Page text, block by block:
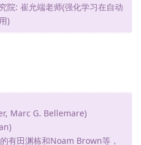
院: 崔允端老师(强化学习在自动
)
Marc G. Bellemare)
有田渊栋和Noam Brown等，